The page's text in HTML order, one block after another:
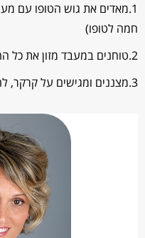
חמה לטופו)
2.טוחנים במעבד מזון את כל החומרים עד לקבלת מרקם חלק.
3.מצננים ומגישים על קרקר, לחם בריא או סתם מלפפון